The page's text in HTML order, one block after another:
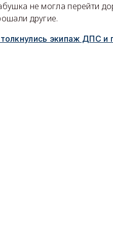
не могла перейти
другие.
экипаж ДПС и